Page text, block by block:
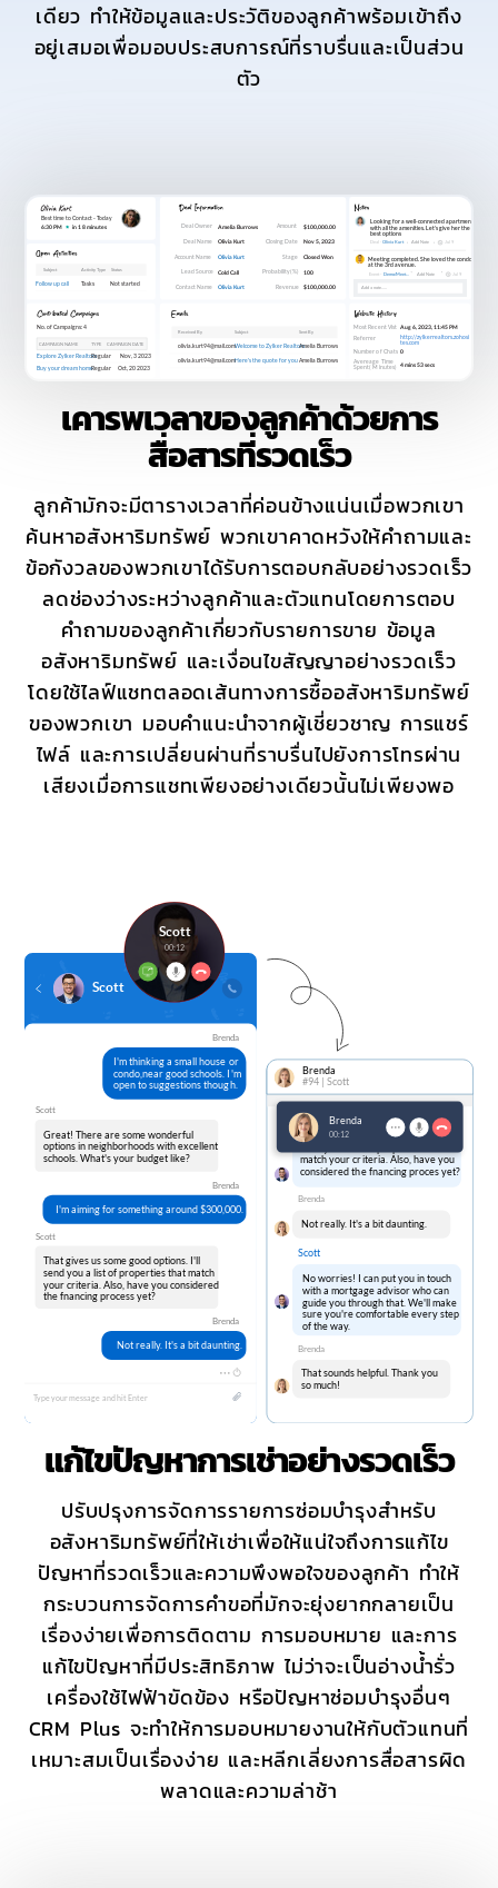
เดียว ทำให้ข้อมูลและประวัติของลูกค้าพร้อมเข้าถึง
อยู่เสมอเพื่อมอบประสบการณ์ที่ราบรื่นและเป็นส่วน
ตัว
เคารพเวลาของลูกค้าด้วยการ
สื่อสารที่รวดเร็ว
ลูกค้ามักจะมีตารางเวลาที่ค่อนข้างแน่นเมื่อพวกเขา
ค้นหาอสังหาริมทรัพย์ พวกเขาคาดหวังให้คำถามและ
ข้อกังวลของพวกเขาได้รับการตอบกลับอย่างรวดเร็ว
ลดช่องว่างระหว่างลูกค้าและตัวแทนโดยการตอบ
คำถามของลูกค้าเกี่ยวกับรายการขาย ข้อมูล
อสังหาริมทรัพย์ และเงื่อนไขสัญญาอย่างรวดเร็ว
โดยใช้ไลฟ์แชทตลอดเส้นทางการซื้ออสังหาริมทรัพย์
ของพวกเขา มอบคำแนะนำจากผู้เชี่ยวชาญ การแชร์
ไฟล์ และการเปลี่ยนผ่านที่ราบรื่นไปยังการโทรผ่าน
เสียงเมื่อการแชทเพียงอย่างเดียวนั้นไม่เพียงพอ
แก้ไขปัญหาการเช่าอย่างรวดเร็ว
ปรับปรุงการจัดการรายการซ่อมบำรุงสำหรับ
อสังหาริมทรัพย์ที่ให้เช่าเพื่อให้แน่ใจถึงการแก้ไข
ปัญหาที่รวดเร็วและความพึงพอใจของลูกค้า ทำให้
กระบวนการจัดการคำขอที่มักจะยุ่งยากกลายเป็น
เรื่องง่ายเพื่อการติดตาม การมอบหมาย และการ
แก้ไขปัญหาที่มีประสิทธิภาพ ไม่ว่าจะเป็นอ่างน้ำรั่ว
เครื่องใช้ไฟฟ้าขัดข้อง หรือปัญหาซ่อมบำรุงอื่นๆ
CRM Plus จะทำให้การมอบหมายงานให้กับตัวแทนที่
เหมาะสมเป็นเรื่องง่าย และหลีกเลี่ยงการสื่อสารผิด
พลาดและความล่าช้า